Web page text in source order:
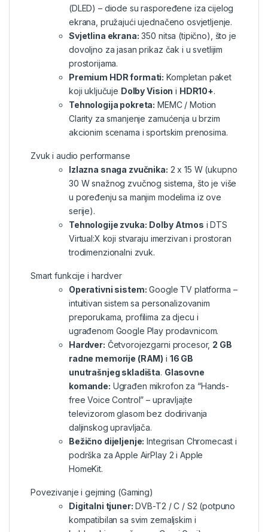
(DLED) – diode su raspoređene iza cijelog
ekrana, pružajući ujednačeno osvjetljenje.
Svjetlina ekrana: 350 nitsa (tipično), što je
dovoljno za jasan prikaz čak i u svetlijim
prostorijama.
Premium HDR formati: Kompletan paket
koji uključuje Dolby Vision i HDR10+.
Tehnologija pokreta: MEMC / Motion
Clarity za smanjenje zamućenja u brzim
akcionim scenama i sportskim prenosima.
Zvuk i audio performanse
Izlazna snaga zvučnika: 2 x 15 W (ukupno
30 W snažnog zvučnog sistema, što je više
u poređenju sa manjim modelima iz ove
serije).
Tehnologije zvuka: Dolby Atmos i DTS
Virtual:X koji stvaraju imerzivan i prostoran
trodimenzionalni zvuk.
Smart funkcije i hardver
Operativni sistem: Google TV platforma –
intuitivan sistem sa personalizovanim
preporukama, profilima za djecu i
ugrađenom Google Play prodavnicom.
Hardver: Četvorojezgarni procesor, 2 GB
radne memorije (RAM) i 16 GB
unutrašnjeg skladišta. Glasovne
komande: Ugrađen mikrofon za “Hands-
free Voice Control” – upravljajte
televizorom glasom bez dodirivanja
daljinskog upravljača.
Bežično dijeljenje: Integrisan Chromecast i
podrška za Apple AirPlay 2 i Apple
HomeKit.
Povezivanje i gejming (Gaming)
Digitalni tjuner: DVB-T2 / C / S2 (potpuno
kompatibilan sa svim zemaljskim i